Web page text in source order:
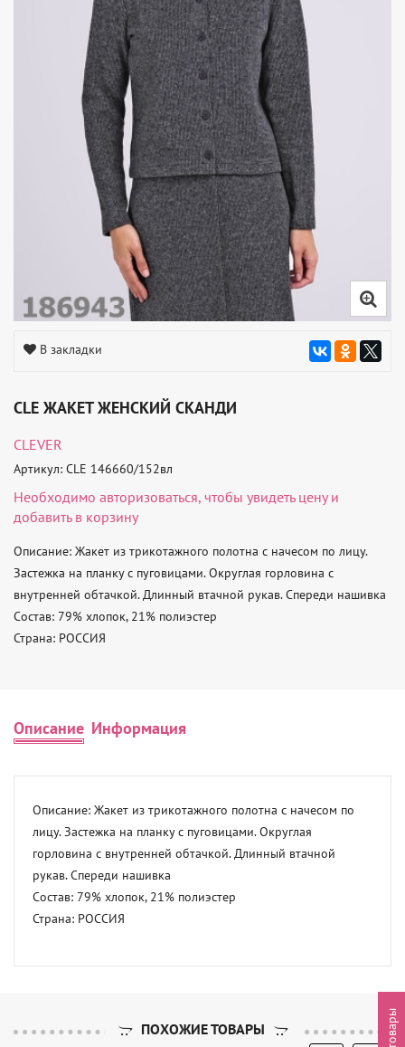
В закладки
CLE ЖАКЕТ ЖЕНСКИЙ СКАНДИ
CLEVER
Артикул: CLE 146660/152вл
Необходимо авторизоваться, чтобы увидеть цену и
добавить в корзину
Описание: Жакет из трикотажного полотна с начесом по лицу.
Застежка на планку с пуговицами. Округлая горловина с
внутренней обтачкой. Длинный втачной рукав. Спереди нашивка
Состав: 79% хлопок, 21% полиэстер
Страна: РОССИЯ
Описание Информация
Описание: Жакет из трикотажного полотна с начесом по
лицу. Застежка на планку с пуговицами. Округлая
горловина с внутренней обтачкой. Длинный втачной
рукав. Спереди нашивка
Состав: 79% хлопок, 21% полиэстер
Страна: РОССИЯ
ПОХОЖИЕ ТОВАРЫ